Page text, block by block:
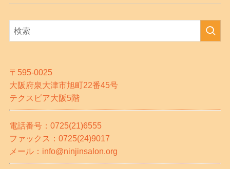
〒595-0025
大阪府泉大津市旭町22番45号
テクスピア大阪5階
電話番号：0725(21)6555
ファックス：0725(24)9017
メール：info@ninjinsalon.org